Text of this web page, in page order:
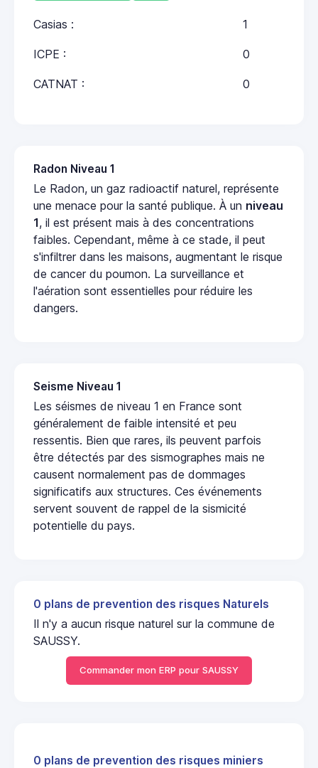
Casias : 1
ICPE : 0
CATNAT : 0
Radon Niveau 1
Le Radon, un gaz radioactif naturel, représente
une menace pour la santé publique. À un niveau
1, il est présent mais à des concentrations
faibles. Cependant, même à ce stade, il peut
s'infiltrer dans les maisons, augmentant le risque
de cancer du poumon. La surveillance et
l'aération sont essentielles pour réduire les
dangers.
Seisme Niveau 1
Les séismes de niveau 1 en France sont
généralement de faible intensité et peu
ressentis. Bien que rares, ils peuvent parfois
être détectés par des sismographes mais ne
causent normalement pas de dommages
significatifs aux structures. Ces événements
servent souvent de rappel de la sismicité
potentielle du pays.
0 plans de prevention des risques Naturels
Il n'y a aucun risque naturel sur la commune de
SAUSSY.
Commander mon ERP pour SAUSSY
0 plans de prevention des risques miniers